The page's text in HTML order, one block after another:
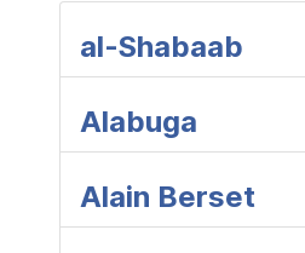
al-Shabaab
Alabuga
Alain Berset